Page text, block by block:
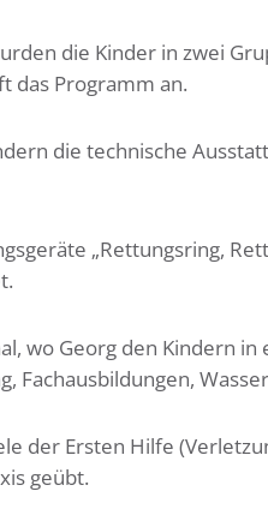
die Kinder in zwei
das Programm an.
die technische
„Rettungsring,
wo Georg den Kindern
Fachausbildungen,
der Ersten Hilfe
geübt.